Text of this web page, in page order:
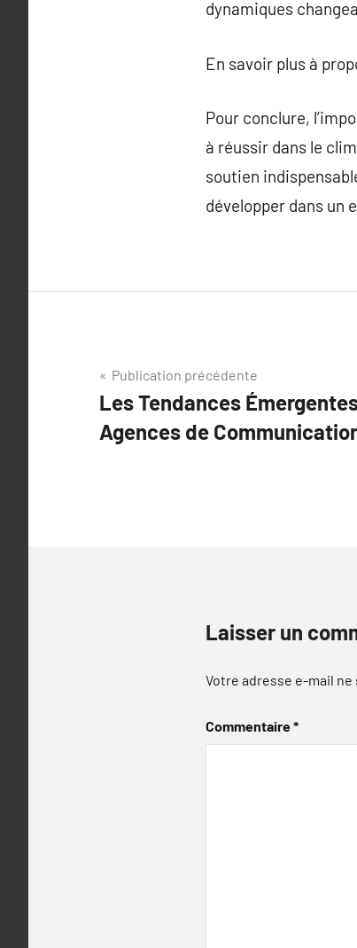
dynamiques
En savoir plus à
Pour conclure,
à réussir dans le
soutien
développer dans
Navigation
de
l’article
Publication précédente
Les Tendances
Agences de
Laisser un
Votre adresse e-mail ne
Commentaire*